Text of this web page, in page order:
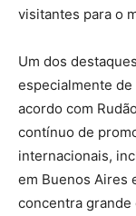
visitantes para o
Um dos
especialmente
acordo com
contínuo de
internacionais,
em Buenos Aires
concentra